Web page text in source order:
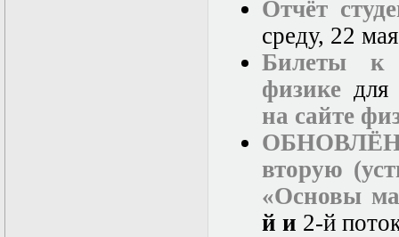
Отчёт
среду, 22
Билеты к
физикедля
на сайте
ОБНОВЛЁН
вторую
«Основы
й и 2-й